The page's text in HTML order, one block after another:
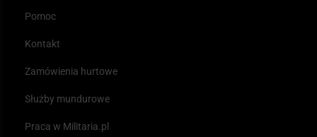
Pomoc
Kontakt
Zamówienia hurtowe
Służby mundurowe
Praca w Militaria.pl